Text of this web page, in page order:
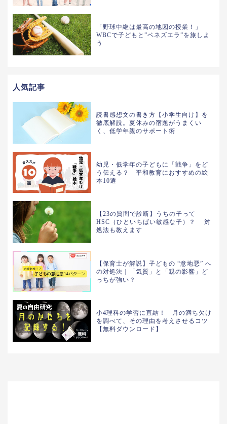
「野球中継は最高の地図の授業！」
WBCで子どもと”ベネズエラ”を旅しよ
う
人気記事
読書感想文の書き方【小学生向け】を
徹底解説。夏休みの宿題がうまくい
く、低学年親のサポート術
幼児・低学年の子どもに「戦争」をど
う伝える？ 平和教育におすすめの絵
本10選
【23の質問で診断】うちの子って
HSC（ひといちばい敏感な子）？ 対
処法も教えます
【保育士が解説】子どもの “意地悪” へ
の対処法｜「気質」と「親の影響」ど
っちが強い？
小4理科の学習に直結！ 月の満ち欠け
を調べて、その理由を考えさせるコツ
【無料ダウンロード】